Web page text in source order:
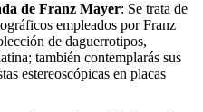
de Franz Mayer: Se trata de
empleados por Franz
de daguerrotipos,
también contemplarás sus
estereoscópicas en placas